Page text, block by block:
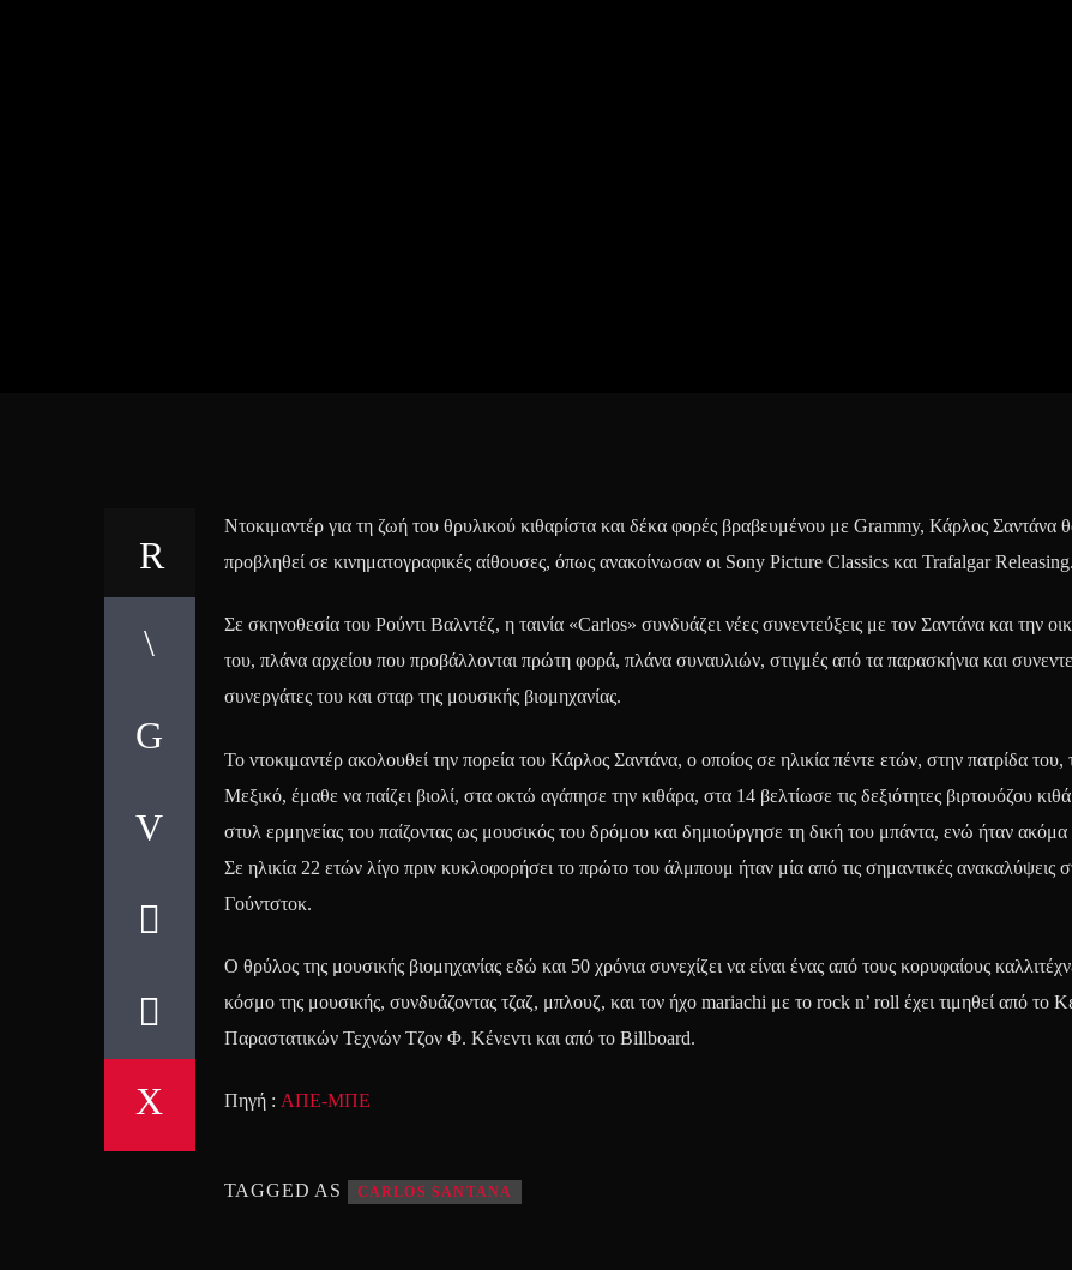
Ντοκιμαντέρ για τη ζωή του θρυλικού κιθαρίστα και δέκα φορές βραβευμένου με Grammy, Κάρλος Σαντάνα
προβληθεί σε κινηματογραφικές αίθουσες, όπως ανακοίνωσαν οι Sony Picture Classics και Trafalgar Releasing.
Σε σκηνοθεσία του Ρούντι Βαλντέζ, η ταινία «Carlos» συνδυάζει νέες συνεντεύξεις με τον Σαντάνα και την
του, πλάνα αρχείου που προβάλλονται πρώτη φορά, πλάνα συναυλιών, στιγμές από τα παρασκήνια και
συνεργάτες του και σταρ της μουσικής βιομηχανίας.
Το ντοκιμαντέρ ακολουθεί την πορεία του Κάρλος Σαντάνα, ο οποίος σε ηλικία πέντε ετών, στην πατρίδα του,
Μεξικό, έμαθε να παίζει βιολί, στα οκτώ αγάπησε την κιθάρα, στα 14 βελτίωσε τις δεξιότητες βιρτουόζου
στυλ ερμηνείας του παίζοντας ως μουσικός του δρόμου και δημιούργησε τη δική του μπάντα, ενώ ήταν
Σε ηλικία 22 ετών λίγο πριν κυκλοφορήσει το πρώτο του άλμπουμ ήταν μία από τις σημαντικές ανακαλύψεις
Γούντστοκ.
Ο θρύλος της μουσικής βιομηχανίας εδώ και 50 χρόνια συνεχίζει να είναι ένας από τους κορυφαίους
κόσμο της μουσικής, συνδυάζοντας τζαζ, μπλουζ, και τον ήχο mariachi με το rock n’ roll έχει τιμηθεί από το
Παραστατικών Τεχνών Τζον Φ. Κένεντι και από το Billboard.
Πηγή : ΑΠΕ-ΜΠΕ
TAGGED AS CARLOS SANTANA